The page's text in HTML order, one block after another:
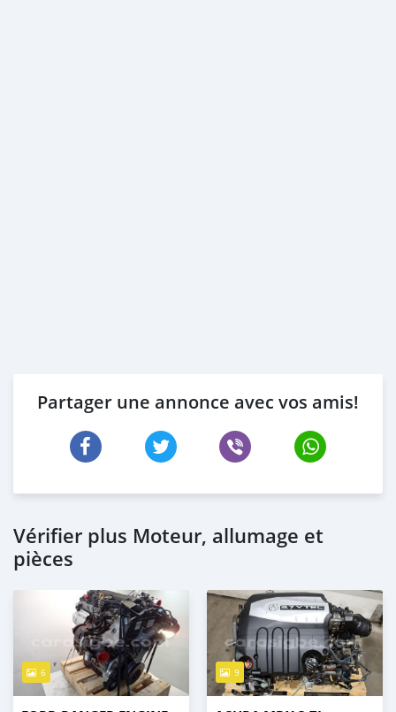
Partager une annonce avec vos amis!
Vérifier plus Moteur, allumage et
pièces
6 9